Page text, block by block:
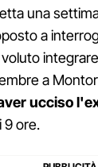
una
a
a
ucciso
9 ore.